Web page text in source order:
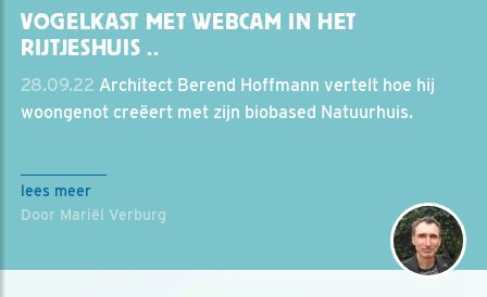
VOGELKAST MET WEBCAM IN HET
RIJTJESHUIS ..
28.09.22 Architect Berend Hoffmann vertelt hoe hij
woongenot creëert met zijn biobased Natuurhuis.
lees meer
Door Mariël Verburg